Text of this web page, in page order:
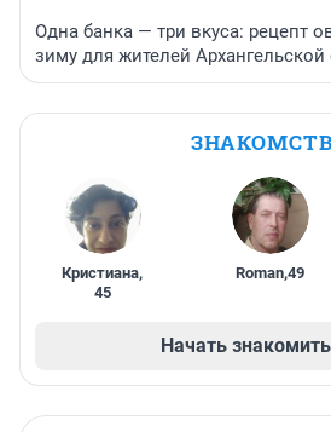
Одна банка — три вкуса: рецепт
зиму для жителей Архангельской
Кристиана,
45
Roman,49
Начать